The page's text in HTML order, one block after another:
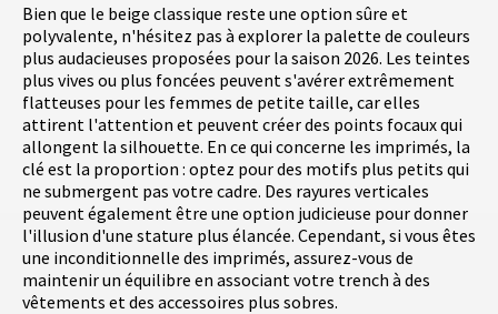
Bien que le beige classique reste une option sûre et
polyvalente, n'hésitez pas à explorer la palette de couleurs
plus audacieuses proposées pour la saison 2026. Les teintes
plus vives ou plus foncées peuvent s'avérer extrêmement
flatteuses pour les femmes de petite taille, car elles
attirent l'attention et peuvent créer des points focaux qui
allongent la silhouette. En ce qui concerne les imprimés, la
clé est la proportion : optez pour des motifs plus petits qui
ne submergent pas votre cadre. Des rayures verticales
peuvent également être une option judicieuse pour donner
l'illusion d'une stature plus élancée. Cependant, si vous êtes
une inconditionnelle des imprimés, assurez-vous de
maintenir un équilibre en associant votre trench à des
vêtements et des accessoires plus sobres.